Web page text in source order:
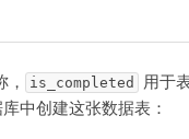
is_completed 用于
中创建这张数据表：